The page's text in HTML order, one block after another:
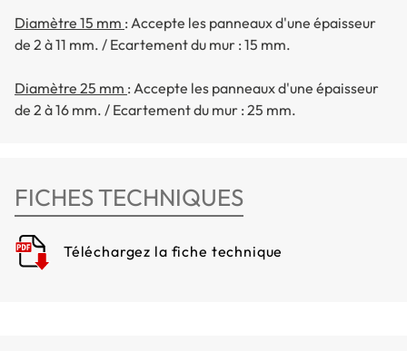
Diamètre 15 mm : Accepte les panneaux d'une épaisseur
de 2 à 11 mm. / Ecartement du mur : 15 mm.
Diamètre 25 mm : Accepte les panneaux d'une épaisseur
de 2 à 16 mm. / Ecartement du mur : 25 mm.
FICHES TECHNIQUES
Téléchargez la fiche technique